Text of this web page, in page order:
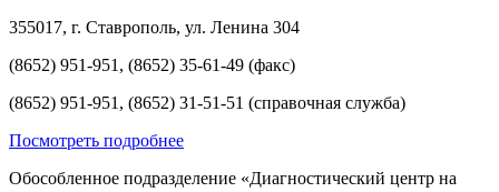
355017, г. Ставрополь, ул. Ленина 304
(8652) 951-951, (8652) 35-61-49 (факс)
(8652) 951-951, (8652) 31-51-51 (справочная служба)
Посмотреть подробнее
Обособленное подразделение «Диагностический центр на